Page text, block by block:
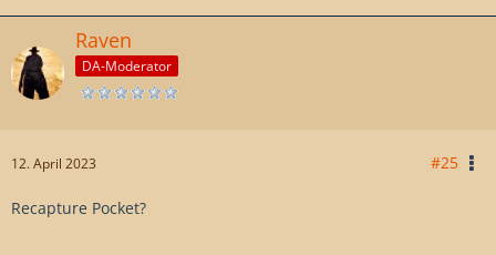
Raven
DA-Moderator
12. April 2023 #25
Recapture Pocket?